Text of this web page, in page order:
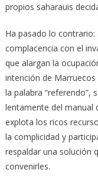
propios saharauis
Ha pasado lo
complacencia con el
que alargan la
intención de
la palabra “referendo”,
lentamente del manual
explota los ricos
la complicidad y
respaldar una solución
convenirles.